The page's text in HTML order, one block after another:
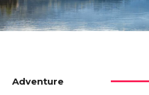
Adventure